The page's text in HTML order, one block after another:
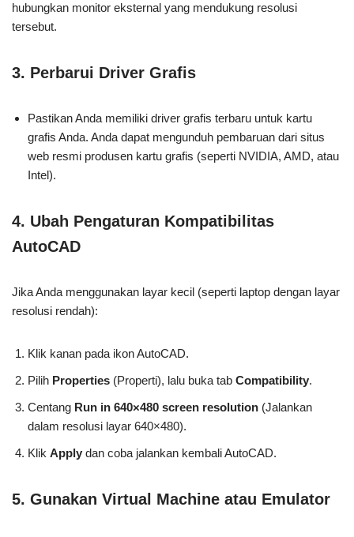
hubungkan monitor eksternal yang mendukung resolusi
tersebut.
3. Perbarui Driver Grafis
Pastikan Anda memiliki driver grafis terbaru untuk kartu
grafis Anda. Anda dapat mengunduh pembaruan dari situs
web resmi produsen kartu grafis (seperti NVIDIA, AMD, atau
Intel).
4. Ubah Pengaturan Kompatibilitas
AutoCAD
Jika Anda menggunakan layar kecil (seperti laptop dengan layar
resolusi rendah):
Klik kanan pada ikon AutoCAD.
Pilih Properties (Properti), lalu buka tab Compatibility.
Centang Run in 640×480 screen resolution (Jalankan
dalam resolusi layar 640×480).
Klik Apply dan coba jalankan kembali AutoCAD.
5. Gunakan Virtual Machine atau Emulator